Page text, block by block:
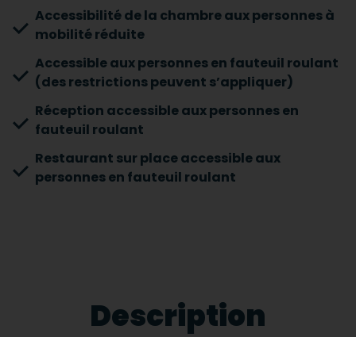
Accessibilité de la chambre aux personnes à
mobilité réduite
Accessible aux personnes en fauteuil roulant
(des restrictions peuvent s’appliquer)
Réception accessible aux personnes en
fauteuil roulant
Restaurant sur place accessible aux
personnes en fauteuil roulant
Description